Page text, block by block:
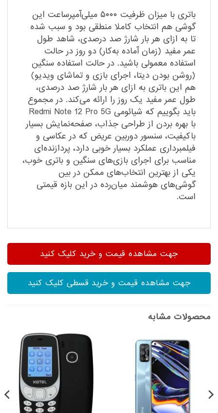
باتری با میزان ظرفیت ۵۰۰۰ میلی‌آمپر‌ساعت این
گوشی هم انتخاب کاملا منطقی بود و سبب شده
تا به ازای هر بار شارژ صد درصدی، شاهد طول
عمر مفید (زمان آماده به‌کار) دو روز در حالت
استفاده معمولی باشید. در حالت استفاده سنگین
(روشن بودن دیتا، اجرای بازی و تماشای ویدیو)
هم این باتری به ازای هر بار شارژ صد درصدی،
طول عمر مفید یک روز را ارائه می‌کند. در مجموع
باید بگوییم که شیائومی Redmi Note 12 Pro 5G
با بهره بردن از طراحی جذاب، صفحه‌نمایش بسیار
با‌کیفیت، سنسور دوربین عریض که در عکاسی و
فیلمبرداری عملکرد بسیار خوبی دارد، پردازنده‌ای
مناسب برای اجرای بازی‌های سنگین و باتری خوب،
یکی از بهترین انتخاب‌های ممکن در بین
گوشی‌های هوشمند میان‌رده در این بازه قیمتی
است.
جهت مشاهده قیمت و خرید کلیک کنید
جهت مشاهده قیمت و خرید قسطی کلیک کنید
محصولات مشابه